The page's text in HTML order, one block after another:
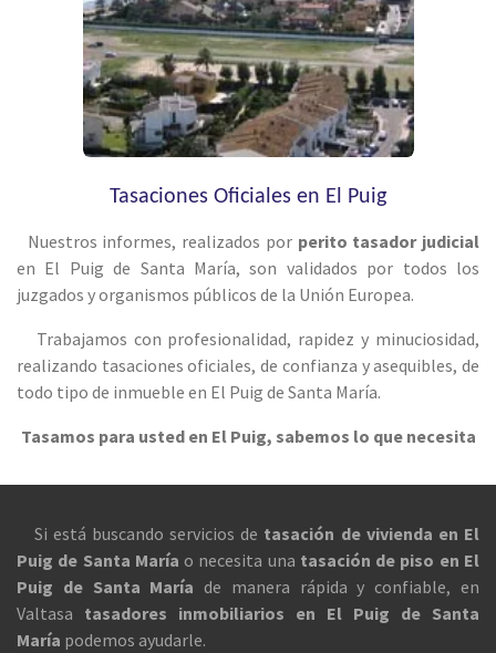
Tasaciones Oficiales en El Puig
Nuestros informes, realizados por perito tasador judicial
en El Puig de Santa María, son validados por todos los
juzgados y organismos públicos de la Unión Europea.
Trabajamos con profesionalidad, rapidez y minuciosidad,
realizando tasaciones oficiales, de confianza y asequibles, de
todo tipo de inmueble en El Puig de Santa María.
Tasamos para usted en El Puig, sabemos lo que necesita
Si está buscando servicios de tasación de vivienda en El
Puig de Santa Maríao necesita una tasación de piso en El
Puig de Santa Maríade manera rápida y confiable, en
Valtasa tasadores inmobiliarios en El Puig de Santa
María podemos ayudarle.